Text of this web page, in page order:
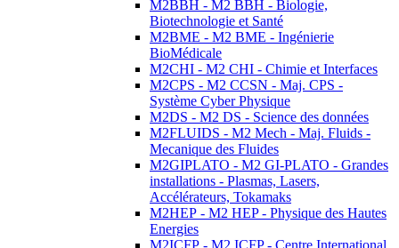
M2BBH - M2 BBH - Biologie,
Biotechnologie et Santé
M2BME - M2 BME - Ingénierie
BioMédicale
M2CHI - M2 CHI - Chimie et Interfaces
M2CPS - M2 CCSN - Maj. CPS -
Système Cyber Physique
M2DS - M2 DS - Science des données
M2FLUIDS - M2 Mech - Maj. Fluids -
Mecanique des Fluides
M2GIPLATO - M2 GI-PLATO - Grandes
installations - Plasmas, Lasers,
Accélérateurs, Tokamaks
M2HEP - M2 HEP - Physique des Hautes
Energies
M2ICFP - M2 ICFP - Centre International